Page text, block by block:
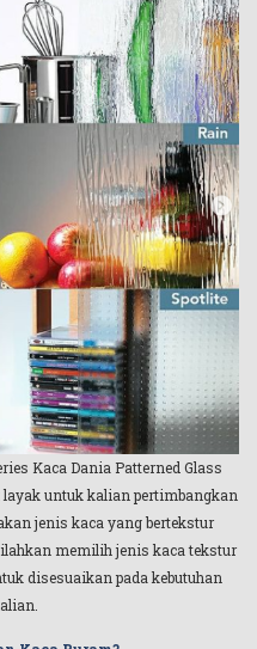
Kaca Dania Patterned Glass
untuk kalian pertimbangkan
jenis kaca yang bertekstur
memilih jenis kaca tekstur
disesuaikan pada kebutuhan